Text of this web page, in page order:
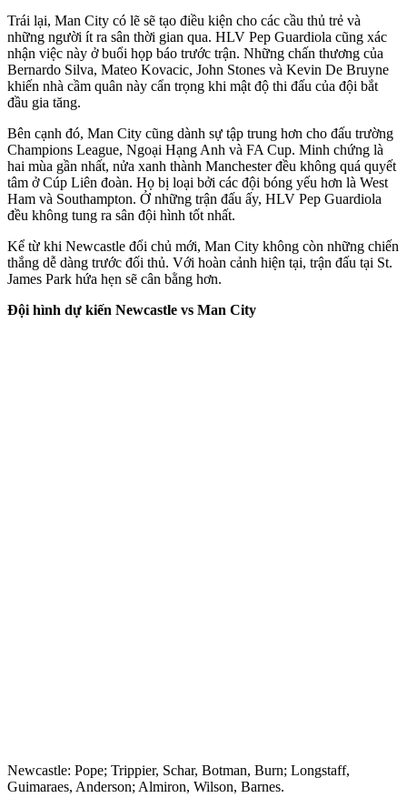
Trái lại, Man City có lẽ sẽ tạo điều kiện cho các cầu thủ trẻ và
những người ít ra sân thời gian qua. HLV Pep Guardiola cũng xác
nhận việc này ở buổi họp báo trước trận. Những chấn thương của
Bernardo Silva, Mateo Kovacic, John Stones và Kevin De Bruyne
khiến nhà cầm quân này cẩn trọng khi mật độ thi đấu của đội bắt
đầu gia tăng.
Bên cạnh đó, Man City cũng dành sự tập trung hơn cho đấu trường
Champions League, Ngoại Hạng Anh và FA Cup. Minh chứng là
hai mùa gần nhất, nửa xanh thành Manchester đều không quá quyết
tâm ở Cúp Liên đoàn. Họ bị loại bởi các đội bóng yếu hơn là West
Ham và Southampton. Ở những trận đấu ấy, HLV Pep Guardiola
đều không tung ra sân đội hình tốt nhất.
Kể từ khi Newcastle đổi chủ mới, Man City không còn những chiến
thắng dễ dàng trước đối thủ. Với hoàn cảnh hiện tại, trận đấu tại St.
James Park hứa hẹn sẽ cân bằng hơn.
Đội hình dự kiến Newcastle vs Man City
Newcastle: Pope; Trippier, Schar, Botman, Burn; Longstaff,
Guimaraes, Anderson; Almiron, Wilson, Barnes.